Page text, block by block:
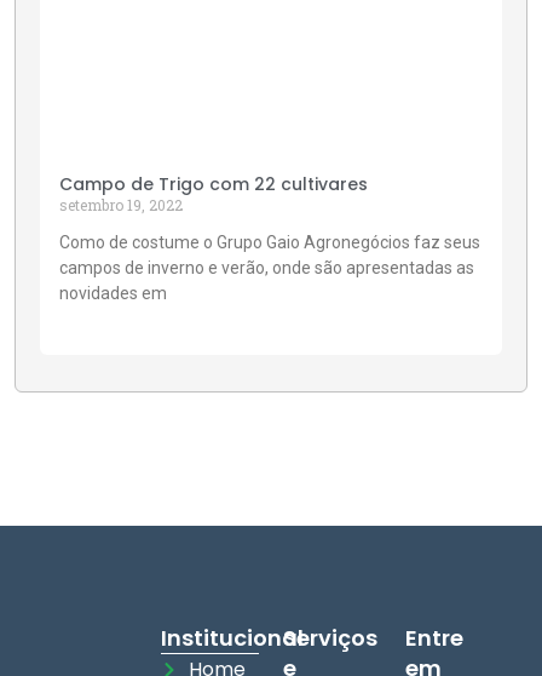
Campo de Trigo com 22 cultivares
setembro 19, 2022
Como de costume o Grupo Gaio Agronegócios faz seus
campos de inverno e verão, onde são apresentadas as
novidades em
Institucional
Home
Serviços
e
Entre
em